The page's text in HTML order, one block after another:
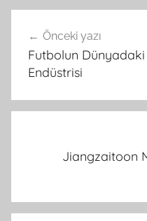
gezinmesi
Önceki yazı
Futbolun
Endüstrisi
Jiangzaitoon